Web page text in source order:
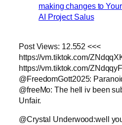
making changes to
AI Project Salus
Post Views: 12.552 <<<
https://vm.tiktok.com/
https://vm.tiktok.com/
@FreedomGott2025:
@freeMo: The hell iv been
Unfair.
@Crystal Underwood:well